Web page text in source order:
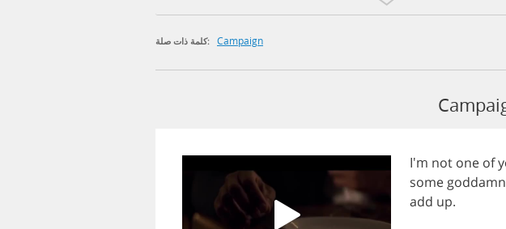
كلمة ذات صلة: Campaign
I'm not one of
some goddamn
add up.